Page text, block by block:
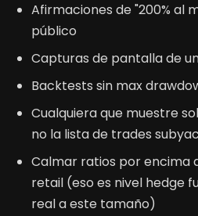
Afirmaciones de "200% al
público
Capturas de pantalla de
Backtests sin max
Cualquiera que muestre
no la lista de trades
Calmar ratios por encima
retail (eso es nivel hedge
real a este tamaño)